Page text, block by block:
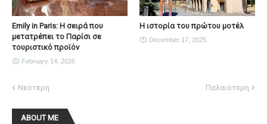
Emily in Paris: Η σειρά που
μετατρέπει το Παρίσι σε
τουριστικό προϊόν
February 14, 2026
Η ιστορία του πρώτου μοτέλ
December 17, 2025
Νεότερη Παλαιότερη
ABOUT ME